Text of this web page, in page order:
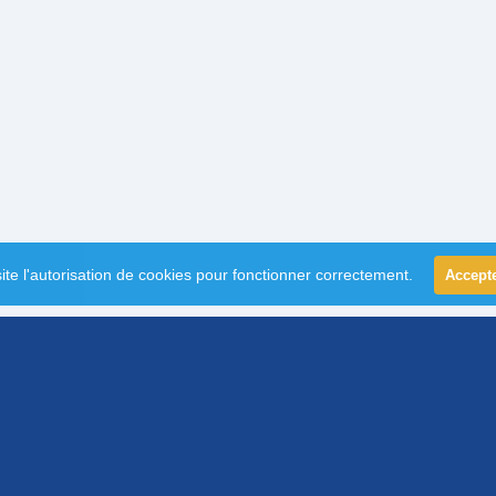
l'autorisation de cookies pour fonctionner correctement.